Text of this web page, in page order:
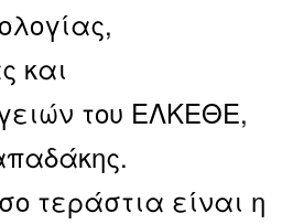
και
του ΕΛΚΕΘΕ,
τεράστια είναι η